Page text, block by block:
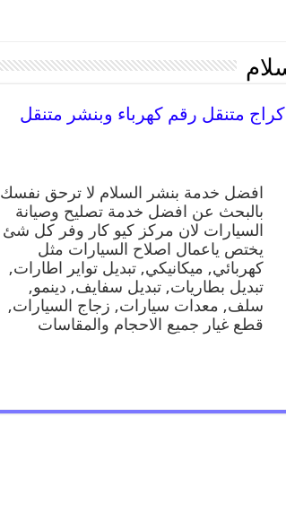
افضل خدمة بنشر السلام 99009551 كراج متنقل رقم كهرباء وبنشر متنقل
افضل خدمة بنشر السلام لا ترحق نفسك
بالبحث عن افضل خدمة تصليح وصيانة
السيارات لان مركز كيو كار وفر كل شئ
يختص ياعمال اصلاح السيارات مثل
كهربائي, ميكانيكي, تبديل تواير اطارات,
تبديل بطاريات, تبديل سفايف, دينمو,
سلف, معدات سيارات, زجاج السيارات,
قطع غيار جميع الاحجام والمقاسات